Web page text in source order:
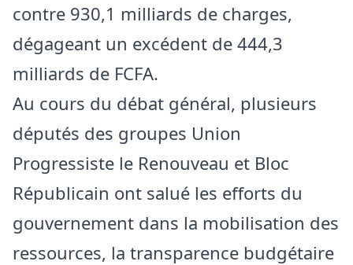
contre 930,1 milliards de charges,
dégageant un excédent de 444,3
milliards de FCFA.
Au cours du débat général, plusieurs
députés des groupes Union
Progressiste le Renouveau et Bloc
Républicain ont salué les efforts du
gouvernement dans la mobilisation des
ressources, la transparence budgétaire